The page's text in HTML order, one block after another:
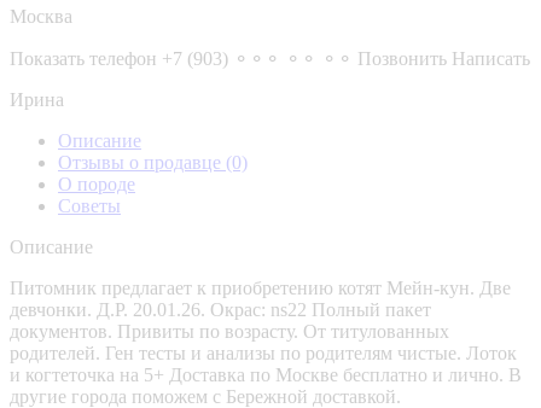
Москва
Показать телефон +7 (903) ⚬⚬⚬ ⚬⚬ ⚬⚬ Позвонить Написать
Ирина
Описание
Отзывы о продавце (0)
О породе
Советы
Описание
Питомник предлагает к приобретению котят Мейн-кун. Две
девчонки. Д.Р. 20.01.26. Окрас: ns22 Полный пакет
документов. Привиты по возрасту. От титулованных
родителей. Ген тесты и анализы по родителям чистые. Лоток
и когтеточка на 5+ Доставка по Москве бесплатно и лично. В
другие города поможем с Бережной доставкой.